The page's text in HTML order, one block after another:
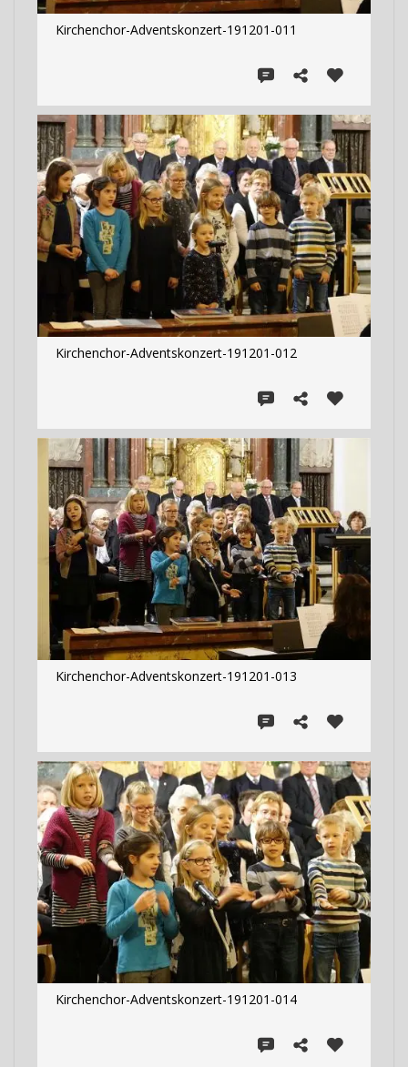
Kirchenchor-Adventskonzert-191201-011
Kirchenchor-Adventskonzert-191201-012
Kirchenchor-Adventskonzert-191201-013
Kirchenchor-Adventskonzert-191201-014